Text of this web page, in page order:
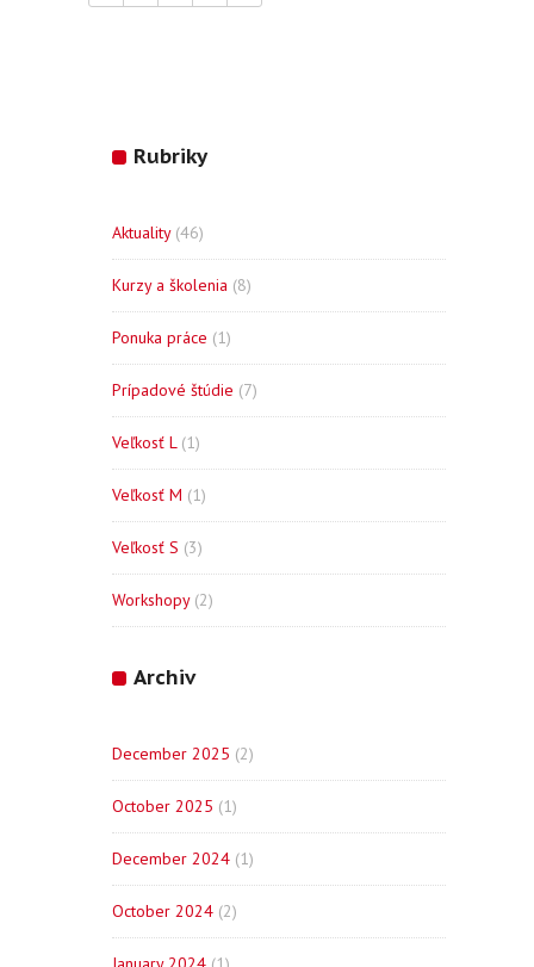
Rubriky
Aktuality(46)
Kurzy a školenia (8)
Ponuka práce (1)
Prípadové štúdie (7)
Veľkosť L(1)
Veľkosť M (1)
Veľkosť S (3)
Workshopy(2)
Archiv
December 2025 (2)
October 2025 (1)
December 2024 (1)
October 2024 (2)